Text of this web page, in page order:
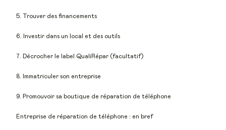
5. Trouver des financements
6. Investir dans un local et des outils
7. Décrocher le label QualiRépar (facultatif)
8. Immatriculer son entreprise
9. Promouvoir sa boutique de réparation de téléphone
Entreprise de réparation de téléphone : en bref